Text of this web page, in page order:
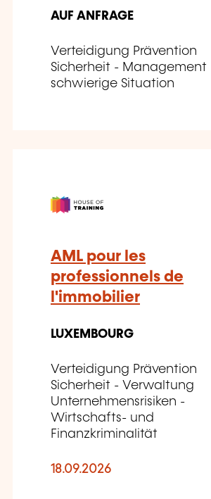
AUF ANFRAGE
Verteidigung Prävention
Sicherheit - Management
schwierige Situation
AML pour les
professionnels de
l'immobilier
LUXEMBOURG
Verteidigung Prävention
Sicherheit - Verwaltung
Unternehmensrisiken -
Wirtschafts- und
Finanzkriminalität
18.09.2026